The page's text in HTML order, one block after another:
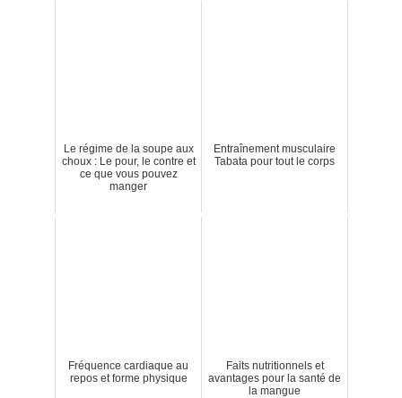
Le régime de la soupe aux
choux : Le pour, le contre et
ce que vous pouvez
manger
Entraînement musculaire
Tabata pour tout le corps
Fréquence cardiaque au
repos et forme physique
Faits nutritionnels et
avantages pour la santé de
la mangue